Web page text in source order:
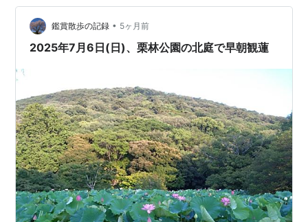
する楓岸を歩き、左手に見える南湖は、小さな波が立
ち、水鏡は歪んでいます。波を立たせるものは、水源の
吹上から流れる水です。 飛び石にて。写真の背後が水源
鑑賞散歩の記録 • 5ヶ月前
2025年7月6日(日)、栗林公園の北庭で早朝観蓮